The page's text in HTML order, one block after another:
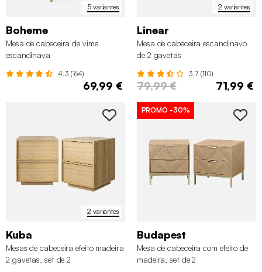
5 variantes
Boheme
Mesa de cabeceira de vime
escandinava
4.3 (164)
69,99 €
2 variantes
Linear
Mesa de cabeceira escandinavo
de 2 gavetas
3.7 (110)
79,99 € 71,99 €
2 variantes
Kuba
Mesas de cabeceira efeito madeira
2 gavetas, set de 2
PROMO -30%
Budapest
Mesa de cabeceira com efeito de
madeira, set de 2